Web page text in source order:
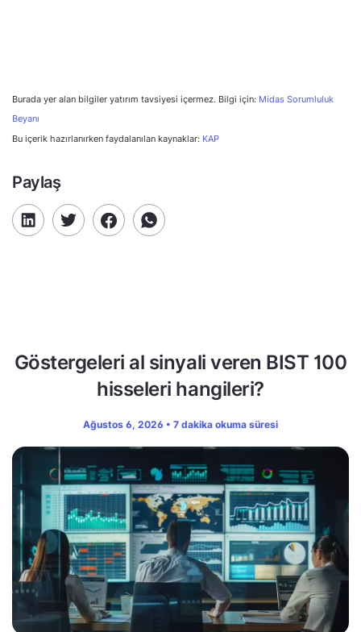
Burada yer alan bilgiler yatırım tavsiyesi içermez. Bilgi için: Midas Sorumluluk
Beyanı
Bu içerik hazırlanırken faydalanılan kaynaklar: KAP
Paylaş
Göstergeleri al sinyali veren BIST 100
hisseleri hangileri?
Ağustos 6, 2026 • 7 dakika okuma süresi